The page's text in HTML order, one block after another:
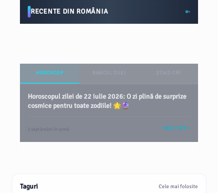
RECENTE DIN ROMÂNIA
HOROSCOP
Horoscopul zilei de 22 iulie 2026: O zi plină de surprize
cosmice pentru toate zodiile! 🌟🔮
2 săptămâni în urmă VEZI TOT
Taguri Cele mai folosite